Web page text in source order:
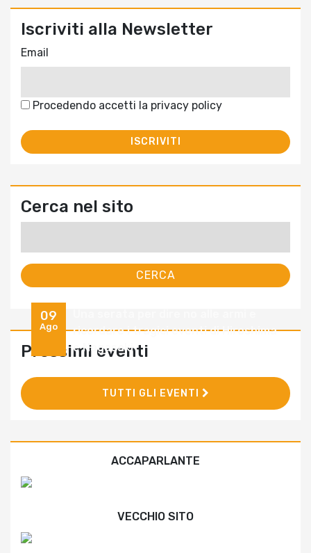
Iscriviti alla Newsletter
Email
Procedendo accetti la privacy policy
Cerca nel sito
Prossimi eventi
09
Ago
ricordare i tragici eventi di Hiroshima
e Nagasaki
TUTTI GLI EVENTI
ACCAPARLANTE
VECCHIO SITO